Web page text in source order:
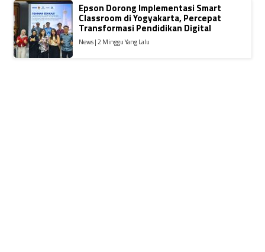
Epson Dorong Implementasi Smart
Classroom di Yogyakarta, Percepat
Transformasi Pendidikan Digital
News | 2 Minggu Yang Lalu